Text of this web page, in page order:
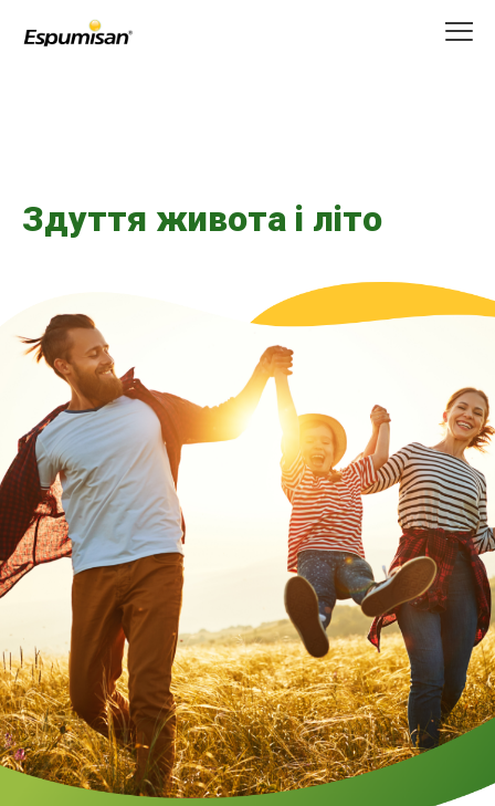
основного
Здуття живота і літо